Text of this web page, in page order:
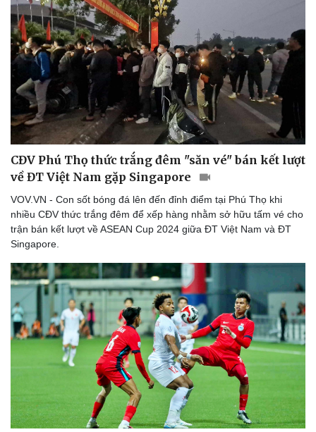
Doanh nghiệp
Thông tin doanh nghiệp
Doanh nghiệp 24h
Doanh nhân
Vì cộng đồng
Công nghệ
Sành điệu
Tin Công nghệ
Trải nghiệm
Chuyển đổi số
CĐV Phú Thọ thức trắng đêm "săn vé" bán kết lượt
về ĐT Việt Nam gặp Singapore
VOV.VN - Con sốt bóng đá lên đến đỉnh điểm tại Phú Thọ khi
nhiều CĐV thức trắng đêm để xếp hàng nhằm sở hữu tấm vé cho
trận bán kết lượt về ASEAN Cup 2024 giữa ĐT Việt Nam và ĐT
Singapore.